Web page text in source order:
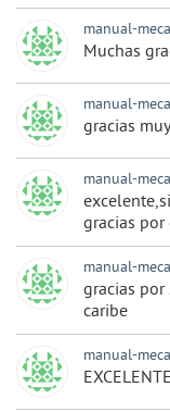
manual-
Muchas
manual-
gracias
manual-
gracias
manual-
gracias
caribe
manual-
EXCELENTE